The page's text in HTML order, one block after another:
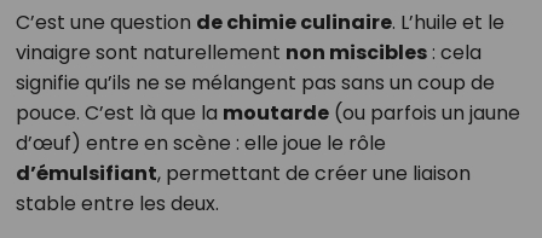
C’est une question de chimie culinaire. L’huile et le
vinaigre sont naturellement non miscibles: cela
signifie qu’ils ne se mélangent pas sans un coup de
pouce. C’est là que la moutarde(ou parfois un jaune
d’œuf) entre en scène : elle joue le rôle
d’émulsifiant, permettant de créer une liaison
stable entre les deux.